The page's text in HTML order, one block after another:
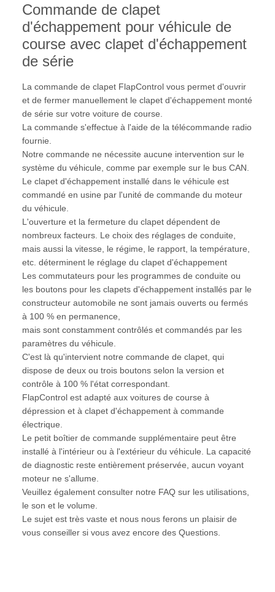
Commande de clapet
d'échappement pour véhicule de
course avec clapet d'échappement
de série
La commande de clapet FlapControl vous permet d'ouvrir
et de fermer manuellement le clapet d'échappement monté
de série sur votre voiture de course.
La commande s'effectue à l'aide de la télécommande radio
fournie.
Notre commande ne nécessite aucune intervention sur le
système du véhicule, comme par exemple sur le bus CAN.
Le clapet d'échappement installé dans le véhicule est
commandé en usine par l'unité de commande du moteur
du véhicule.
L'ouverture et la fermeture du clapet dépendent de
nombreux facteurs. Le choix des réglages de conduite,
mais aussi la vitesse, le régime, le rapport, la température,
etc. déterminent le réglage du clapet d'échappement
Les commutateurs pour les programmes de conduite ou
les boutons pour les clapets d'échappement installés par le
constructeur automobile ne sont jamais ouverts ou fermés
à 100 % en permanence,
mais sont constamment contrôlés et commandés par les
paramètres du véhicule.
C'est là qu'intervient notre commande de clapet, qui
dispose de deux ou trois boutons selon la version et
contrôle à 100 % l'état correspondant.
FlapControl est adapté aux voitures de course à
dépression et à clapet d'échappement à commande
électrique.
Le petit boîtier de commande supplémentaire peut être
installé à l'intérieur ou à l'extérieur du véhicule. La capacité
de diagnostic reste entièrement préservée, aucun voyant
moteur ne s'allume.
Veuillez également consulter notre FAQ sur les utilisations,
le son et le volume.
Le sujet est très vaste et nous nous ferons un plaisir de
vous conseiller si vous avez encore des Questions.